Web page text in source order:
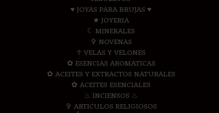
♥ JOYAS PARA BRUJAS ♥
★ JOYERIA
☾ MINERALES
✞ NOVENAS
☥ VELAS Y VELONES
✿ ESENCIAS AROMATICAS
✿ ACEITES Y EXTRACTOS NATURALES
✿ ACEITES ESENCIALES
♨ INCIENSOS ♨
✞ ARTICULOS RELIGIOSOS